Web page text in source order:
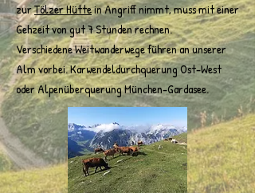
zurTölzer Hüttein Angriff nimmt, muss mit einer
Gehzeit von gut 7 Stunden rechnen.
Verschiedene Weitwanderwege führen an unserer
Alm vorbei. Karwendeldurchquerung Ost-West
oder Alpenüberquerung München-Gardasee.